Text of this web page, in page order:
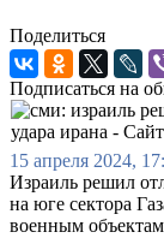
Поделиться
Подписаться на
15 апреля 2024,
Израиль решил
на юге сектора
военным